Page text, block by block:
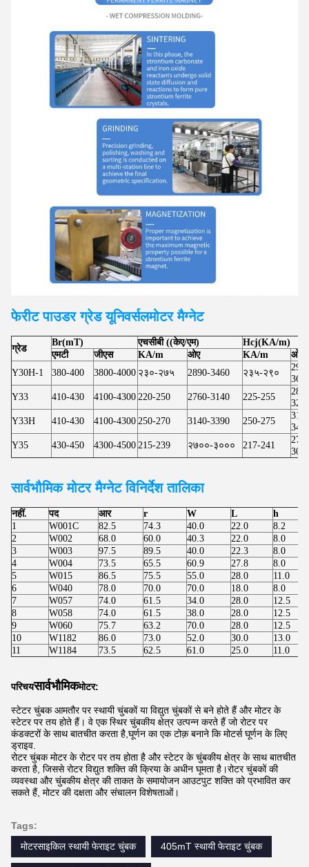
फेरीट पाउडर ग्रेड यूनिवर्सलमोटर मैग्नेट
ग्रेड
Br(mT) एचसीबी ((केए/एम)
Hcj(KA/m)
एमटी
जीएस KA/m ओए KA/m
ओए
Y30H-1
380-400 3800-4000 २३०-२७५ 2890-3460 २३५-२९०
Y33
410-430 4100-4300 220-250 2760-3140 225-255
Y33H
410-430 4100-4300 250-270 3140-3390 250-275
Y35
430-450 4300-4500 215-239 २७००-३००० 217-241
सार्वभौमिक मोटर मैग्नेट विनिर्देश तालिका
नहीं. पद आर r W L
h
1
W001C 82.5 74.3 40.0 22.0
8.2
2
W002 68.0 60.0 40.3 22.0
8.0
3
W003 97.5 89.5 40.0 22.3
8.0
4
W004 73.5 65.5 60.9 27.8
8.0
5
W015 86.5 75.5 55.0 28.0
11.0
6
W040 78.0 70.0 70.0 18.0
8.0
7
W057 74.0 61.5 34.0 28.0
12.5
8
W058 74.0 61.5 38.0 28.0
12.5
9
W060 75.7 63.2 70.0 28.0
12.5
10
W1182 86.0 73.0 52.0 30.0
13.0
11
W1184 73.5 62.5 61.0 25.0 11.0
परिचयसार्वभौमिकमोटर:
स्टेटर चुंबक आमतौर पर स्थायी चुंबकों या विद्युत चुंबकों से बने होते हैं और मोटर के
स्टेटर पर तय होते हैं। वे एक स्थिर चुंबकीय क्षेत्र उत्पन्न करते हैं जो रोटर पर
कंडक्टरों के साथ बातचीत करता है,घूर्णन का एक टोक़ बनाने कि मोटर्स घूर्णन के लिए
ड्राइव.
रोटर चुंबक मोटर के रोटर पर तय होता है और स्टेटर के चुंबकीय क्षेत्र के साथ बातचीत
करता है, जिससे रोटर विद्युत शक्ति की क्रिया के अधीन घूमता है।रोटर चुंबकों की
व्यवस्था और चुंबकीय क्षेत्र की ताकत के समायोजन आउटपुट शक्ति को प्रभावित कर
सकते हैं, मोटर की दक्षता और संचालन विशेषताओं।
Tags:
मोटरसाइकिल स्थायी फेराइट चुंबक
405mT स्थायी फेराइट चुंबक